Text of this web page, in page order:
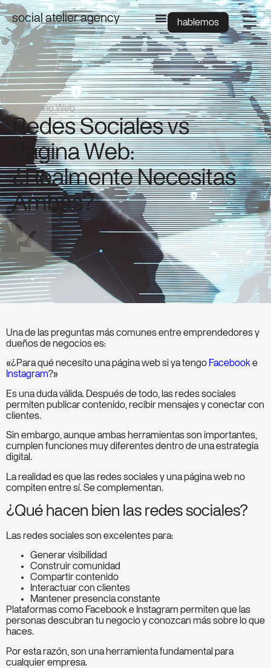
social atelier agency hablemos
Diseño Web
Redes Sociales vs
Página Web:
¿Realmente Necesitas
Ambas?
Una de las preguntas más comunes entre emprendedores y
dueños de negocios es:
«¿Para qué necesito una página web si ya tengo Facebooke
Instagram?»
Es una duda válida. Después de todo, las redes sociales
permiten publicar contenido, recibir mensajes y conectar con
clientes.
Sin embargo, aunque ambas herramientas son importantes,
cumplen funciones muy diferentes dentro de una estrategia
digital.
La realidad es que las redes sociales y una página web no
compiten entre sí. Se complementan.
¿Qué hacen bien las redes sociales?
Las redes sociales son excelentes para:
Generar visibilidad
Construir comunidad
Compartir contenido
Interactuar con clientes
Mantener presencia constante
Plataformas como Facebook e Instagram permiten que las
personas descubran tu negocio y conozcan más sobre lo que
haces.
Por esta razón, son una herramienta fundamental para
cualquier empresa.